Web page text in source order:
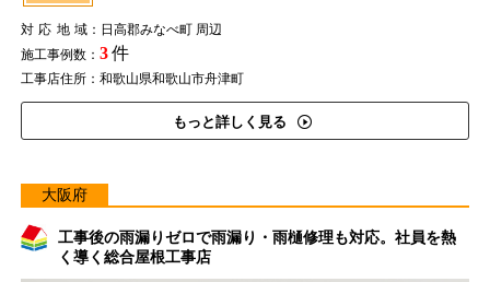
対応地域：日高郡みなべ町 周辺
施工事例数： 3件
工事店住所：和歌山県和歌山市舟津町
もっと詳しく見る
大阪府
工事後の雨漏りゼロで雨漏り・雨樋修理も対応。社員を熱
く導く総合屋根工事店